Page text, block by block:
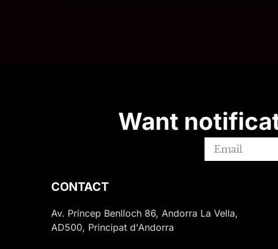
Want
CONTACT
Av. Príncep Benlloch 86, Andorra La Vella,
AD500, Principat d'Andorra